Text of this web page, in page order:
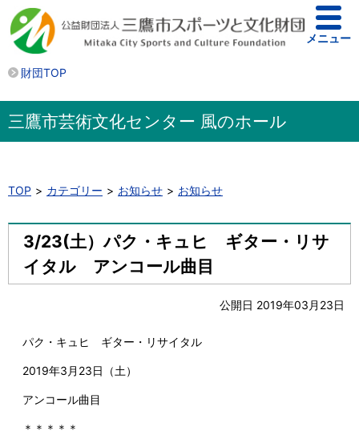
財団TOP
メニュー
三鷹市芸術文化センター 風のホール
TOP カテゴリー お知らせ お知らせ
3/23(土）パク・キュヒ ギター・リサ
イタル アンコール曲目
公開日 2019年03月23日
パク・キュヒ ギター・リサイタル
2019年3月23日（土）
アンコール曲目
＊＊＊＊＊